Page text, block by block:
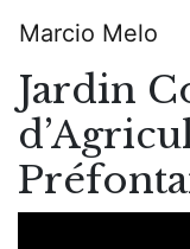
main
content
Main
Marcio Melo
Jardin